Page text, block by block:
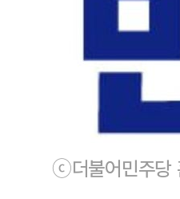
ⓒ더불어민주당